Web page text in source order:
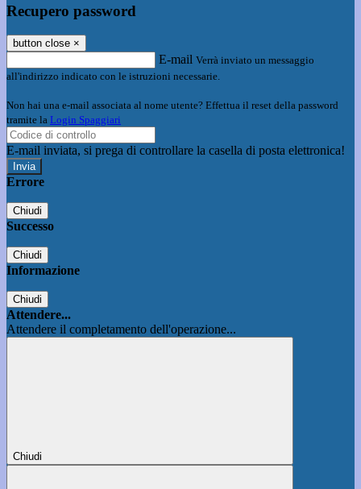
Recupero password
button close ×
E-mail Verrà inviato un messaggio
all'indirizzo indicato con le istruzioni necessarie.
Non hai una e-mail associata al nome utente? Effettua il reset della password
tramite la Login Spaggiari
E-mail inviata, si prega di controllare la casella di posta elettronica!
Errore
Chiudi
Successo
Chiudi
Informazione
Chiudi
Attendere...
Attendere il completamento dell'operazione...
Chiudi